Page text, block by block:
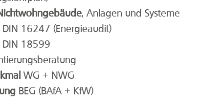
, Anlagen und Systeme
16247 (Energieaudit)
DIN 18599
WG + NWG
BEG (BAfA + KfW)